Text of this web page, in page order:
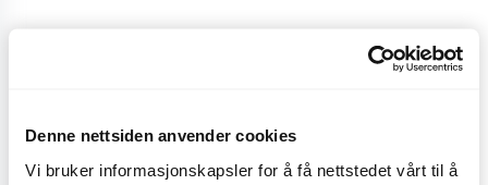
Denne nettsiden anvender cookies
Vi bruker informasjonskapsler for å få nettstedet vårt til å
Medium